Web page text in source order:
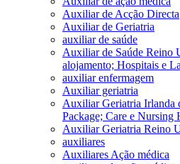
Auxiliar de Acção Directa
Auxiliar de Geriatria
auxiliar de saúde
Auxiliar de Saúde Reino
alojamento; Hospitais e
auxiliar enfermagem
Auxiliar geriatria
Auxiliar Geriatria Irlanda
Package; Care e Nursing
Auxiliar Geriatria Reino
auxiliares
Auxiliares Ação médica